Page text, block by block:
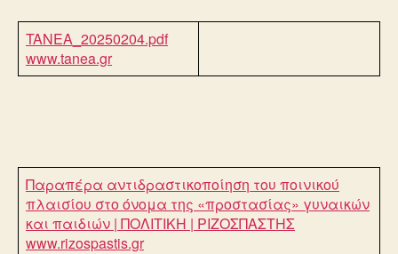
TANEA_20250204.pdf
www.tanea.gr
Παραπέρα αντιδραστικοποίηση του ποινικού
πλαισίου στο όνομα της «προστασίας» γυναικών
και παιδιών | ΠΟΛΙΤΙΚΗ | ΡΙΖΟΣΠΑΣΤΗΣ
www.rizospastis.gr